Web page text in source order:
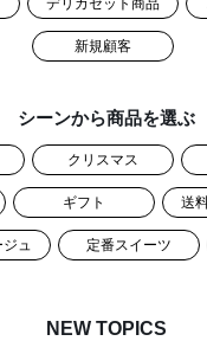
デリカセット商品
新規顧客
シーンから商品を選ぶ
クリスマス
ギフト 送
ジュ 定番スイーツ
NEW TOPICS